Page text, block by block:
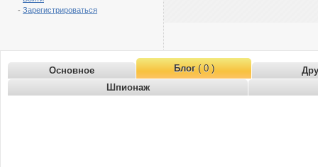
- Зарегистрироваться
Основное Блог( 0 )
Шпионаж